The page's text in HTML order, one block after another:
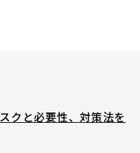
クと必要性、対策法を